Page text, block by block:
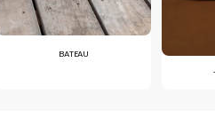
BATEAU